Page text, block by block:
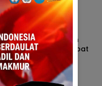
2, 2024
Bantuan
Kelurahan Molosipat
22, 2024